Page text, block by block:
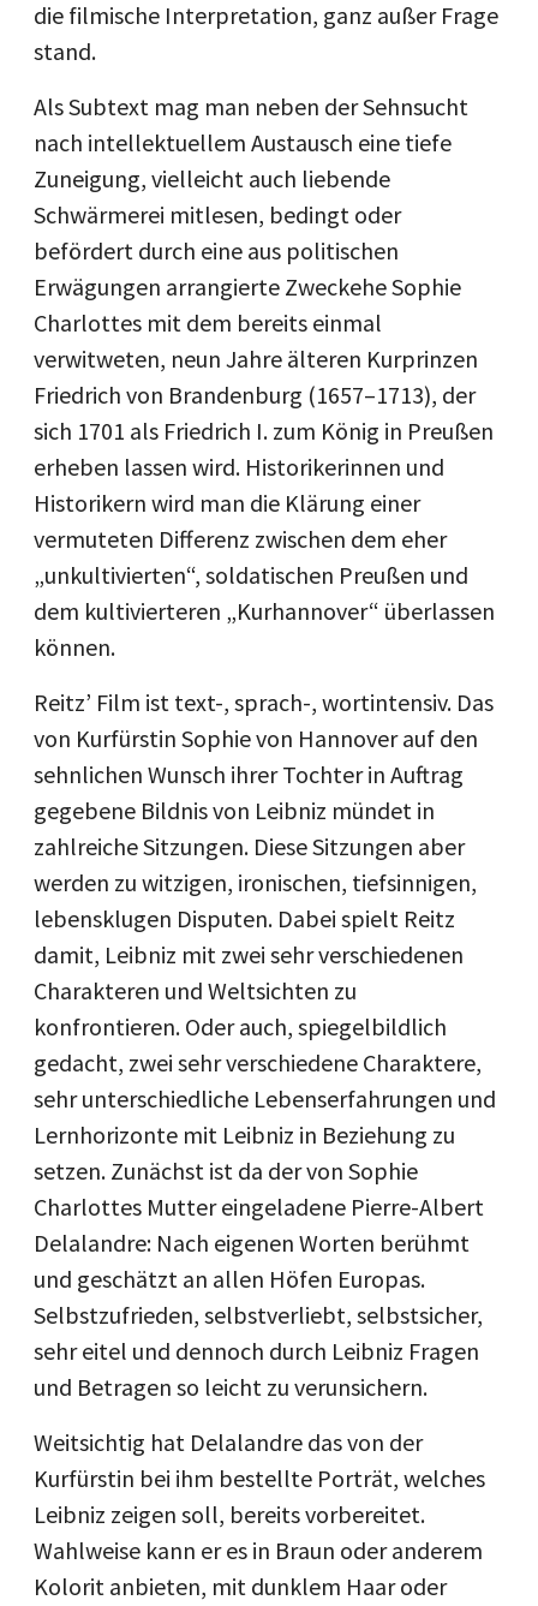
die filmische Interpretation, ganz außer Frage
stand.
Als Subtext mag man neben der Sehnsucht
nach intellektuellem Austausch eine tiefe
Zuneigung, vielleicht auch liebende
Schwärmerei mitlesen, bedingt oder
befördert durch eine aus politischen
Erwägungen arrangierte Zweckehe Sophie
Charlottes mit dem bereits einmal
verwitweten, neun Jahre älteren Kurprinzen
Friedrich von Brandenburg (1657–1713), der
sich 1701 als Friedrich I. zum König in Preußen
erheben lassen wird. Historikerinnen und
Historikern wird man die Klärung einer
vermuteten Differenz zwischen dem eher
„unkultivierten“, soldatischen Preußen und
dem kultivierteren „Kurhannover“ überlassen
können.
Reitz’ Film ist text-, sprach-, wortintensiv. Das
von Kurfürstin Sophie von Hannover auf den
sehnlichen Wunsch ihrer Tochter in Auftrag
gegebene Bildnis von Leibniz mündet in
zahlreiche Sitzungen. Diese Sitzungen aber
werden zu witzigen, ironischen, tiefsinnigen,
lebensklugen Disputen. Dabei spielt Reitz
damit, Leibniz mit zwei sehr verschiedenen
Charakteren und Weltsichten zu
konfrontieren. Oder auch, spiegelbildlich
gedacht, zwei sehr verschiedene Charaktere,
sehr unterschiedliche Lebenserfahrungen und
Lernhorizonte mit Leibniz in Beziehung zu
setzen. Zunächst ist da der von Sophie
Charlottes Mutter eingeladene Pierre-Albert
Delalandre: Nach eigenen Worten berühmt
und geschätzt an allen Höfen Europas.
Selbstzufrieden, selbstverliebt, selbstsicher,
sehr eitel und dennoch durch Leibniz Fragen
und Betragen so leicht zu verunsichern.
Weitsichtig hat Delalandre das von der
Kurfürstin bei ihm bestellte Porträt, welches
Leibniz zeigen soll, bereits vorbereitet.
Wahlweise kann er es in Braun oder anderem
Kolorit anbieten, mit dunklem Haar oder